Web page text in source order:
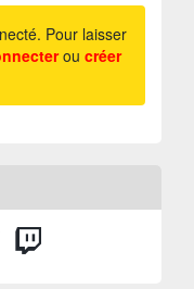
Pour laisser
ou créer